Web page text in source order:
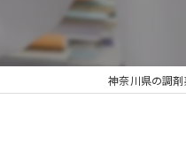
神奈川県の調